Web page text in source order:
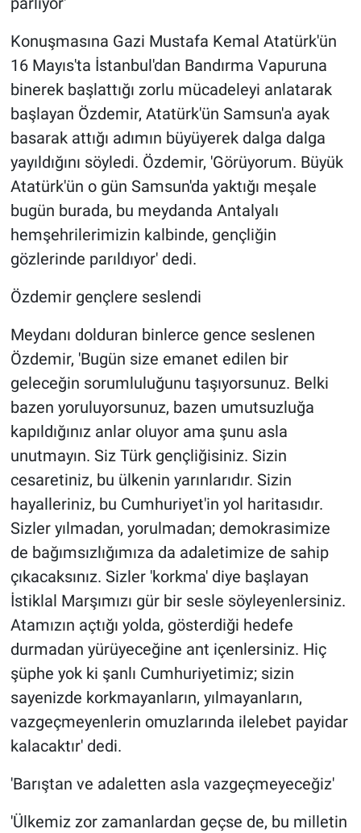
Konuşmasına Gazi Mustafa Kemal Atatürk'ün
16 Mayıs'ta İstanbul'dan Bandırma Vapuruna
binerek başlattığı zorlu mücadeleyi anlatarak
başlayan Özdemir, Atatürk'ün Samsun'a ayak
basarak attığı adımın büyüyerek dalga dalga
yayıldığını söyledi. Özdemir, 'Görüyorum. Büyük
Atatürk'ün o gün Samsun'da yaktığı meşale
bugün burada, bu meydanda Antalyalı
hemşehrilerimizin kalbinde, gençliğin
gözlerinde parıldıyor' dedi.
Özdemir gençlere seslendi
Meydanı dolduran binlerce gence seslenen
Özdemir, 'Bugün size emanet edilen bir
geleceğin sorumluluğunu taşıyorsunuz. Belki
bazen yoruluyorsunuz, bazen umutsuzluğa
kapıldığınız anlar oluyor ama şunu asla
unutmayın. Siz Türk gençliğisiniz. Sizin
cesaretiniz, bu ülkenin yarınlarıdır. Sizin
hayalleriniz, bu Cumhuriyet'in yol haritasıdır.
Sizler yılmadan, yorulmadan; demokrasimize
de bağımsızlığımıza da adaletimize de sahip
çıkacaksınız. Sizler 'korkma' diye başlayan
İstiklal Marşımızı gür bir sesle söyleyenlersiniz.
Atamızın açtığı yolda, gösterdiği hedefe
durmadan yürüyeceğine ant içenlersiniz. Hiç
şüphe yok ki şanlı Cumhuriyetimiz; sizin
sayenizde korkmayanların, yılmayanların,
vazgeçmeyenlerin omuzlarında ilelebet payidar
kalacaktır' dedi.
'Barıştan ve adaletten asla vazgeçmeyeceğiz'
'Ülkemiz zor zamanlardan geçse de, bu milletin